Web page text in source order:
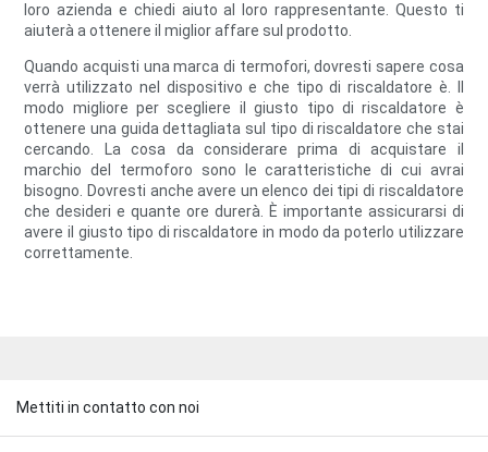
loro azienda e chiedi aiuto al loro rappresentante. Questo ti
aiuterà a ottenere il miglior affare sul prodotto.
Quando acquisti una marca di termofori, dovresti sapere cosa
verrà utilizzato nel dispositivo e che tipo di riscaldatore è. Il
modo migliore per scegliere il giusto tipo di riscaldatore è
ottenere una guida dettagliata sul tipo di riscaldatore che stai
cercando. La cosa da considerare prima di acquistare il
marchio del termoforo sono le caratteristiche di cui avrai
bisogno. Dovresti anche avere un elenco dei tipi di riscaldatore
che desideri e quante ore durerà. È importante assicurarsi di
avere il giusto tipo di riscaldatore in modo da poterlo utilizzare
correttamente.
Mettiti in contatto con noi